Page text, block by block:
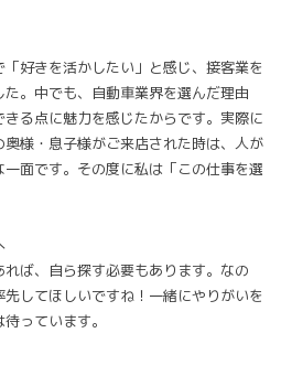
好きを活かしたい」と感じ、接客業を
。中でも、自動車業界を選んだ理由
る点に魅力を感じたからです。実際に
様・息子様がご来店された時は、人が
面です。その度に私は「この仕事を選
ば、自ら探す必要もあります。なの
してほしいですね！一緒にやりがいを
っています。